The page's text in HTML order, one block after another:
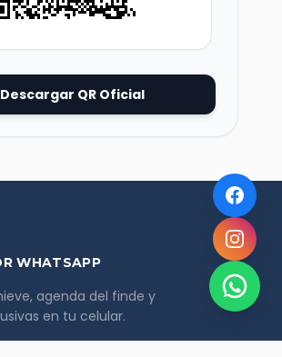
Descargar QR Oficial
WHATSAPP
agenda del finde y
en tu celular.